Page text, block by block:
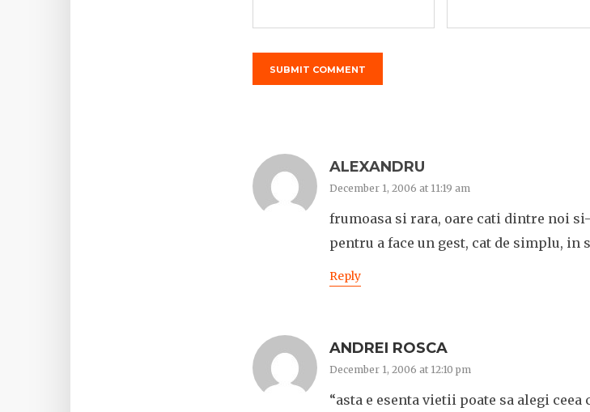
ALEXANDRU
December 1, 2006 at 11:19 am
frumoasa si rara, oare cati dintre noi
pentru a face un gest, cat de simplu,
Reply
ANDREI ROSCA
December 1, 2006 at 12:10 pm
“asta e esenta vietii poate sa alegi